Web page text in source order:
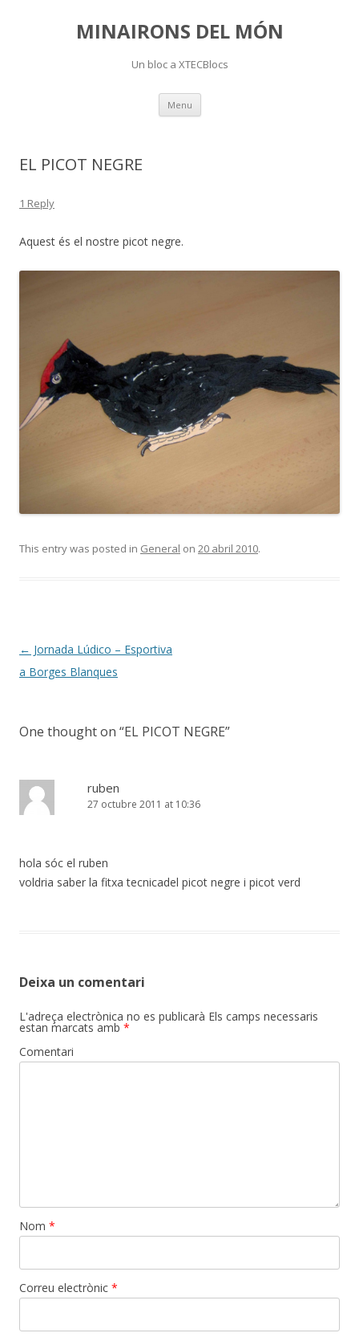
MINAIRONS DEL MÓN
Un bloc a XTECBlocs
Menu Skip
content
EL PICOT NEGRE
1 Reply
Aquest és el nostre picot negre.
This entry was posted in General on 20 abril 2010.
Post
navigation
← Jornada Lúdico – Esportiva
a Borges Blanques
One thought on “EL PICOT NEGRE”
ruben
27 octubre 2011 at 10:36
hola sóc el ruben
voldria saber la fitxa tecnicadel picot negre i picot verd
Deixa un comentari
L'adreça electrònica no es publicarà Els camps necessaris
estan marcats amb *
Comentari
Nom *
Correu electrònic *